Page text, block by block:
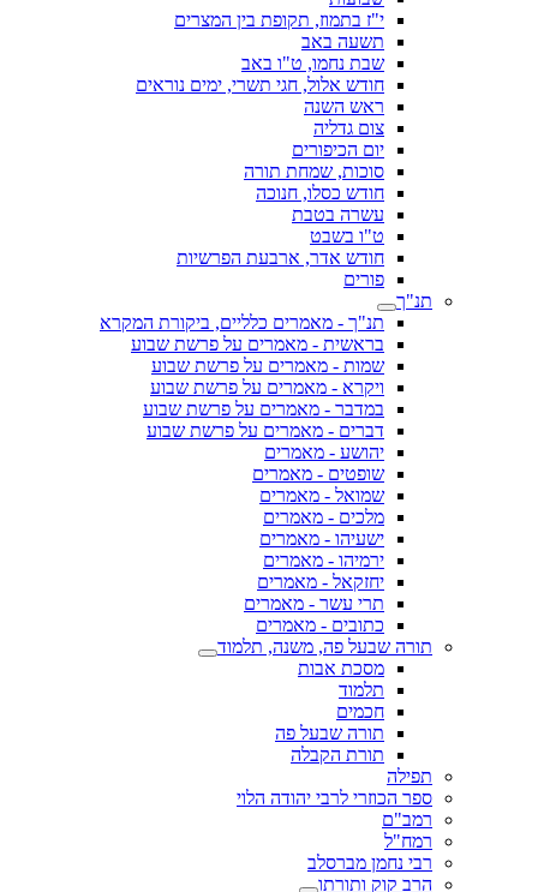
י"ז בתמוז, תקופת בין המצרים
תשעה באב
שבת נחמו, ט"ו באב
חודש אלול, חגי תשרי, ימים נוראים
ראש השנה
צום גדליה
יום הכיפורים
סוכות, שמחת תורה
חודש כסלו, חנוכה
עשרה בטבת
ט"ו בשבט
חודש אדר, ארבעת הפרשיות
פורים
תנ"ך
תנ"ך - מאמרים כלליים, ביקורת המקרא
בראשית - מאמרים על פרשת שבוע
שמות - מאמרים על פרשת שבוע
ויקרא - מאמרים על פרשת שבוע
במדבר - מאמרים על פרשת שבוע
דברים - מאמרים על פרשת שבוע
יהושע - מאמרים
שופטים - מאמרים
שמואל - מאמרים
מלכים - מאמרים
ישעיהו - מאמרים
ירמיהו - מאמרים
יחזקאל - מאמרים
תרי עשר - מאמרים
כתובים - מאמרים
תורה שבעל פה, משנה, תלמוד
מסכת אבות
תלמוד
חכמים
תורה שבעל פה
תורת הקבלה
תפילה
ספר הכוזרי לרבי יהודה הלוי
רמב"ם
רמח"ל
רבי נחמן מברסלב
הרב קוק ותורתו